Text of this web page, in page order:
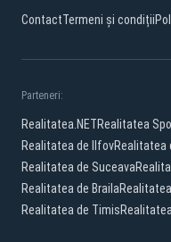
ContactTermeni și condiții
Parteneri:
Realitatea.NETRealitatea
Realitatea de IlfovRealitatea
Realitatea de Suceava
Realitatea de Braila
Realitatea de Timis